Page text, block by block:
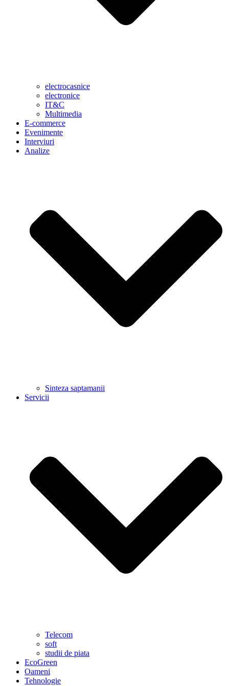
electrocasnice
electronice
IT&C
Multimedia
E-commerce
Evenimente
Interviuri
Analize
Sinteza saptamanii
Servicii
Telecom
soft
studii de piata
EcoGreen
Oameni
Tehnologie